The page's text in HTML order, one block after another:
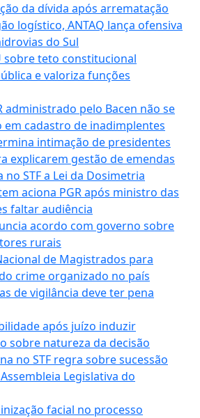
da dívida após arrematação
logístico, ANTAQ lança ofensiva
do Sul
sobre teto constitucional
e valoriza funções
administrado pelo Bacen não se
em cadastro de inadimplentes
intimação de presidentes
explicarem gestão de emendas
STF a Lei da Dosimetria
aciona PGR após ministro das
faltar audiência
acordo com governo sobre
rurais
de Magistrados para
crime organizado no país
de vigilância deve ter pena
após juízo induzir
sobre natureza da decisão
no STF regra sobre sucessão
Legislativa do
facial no processo